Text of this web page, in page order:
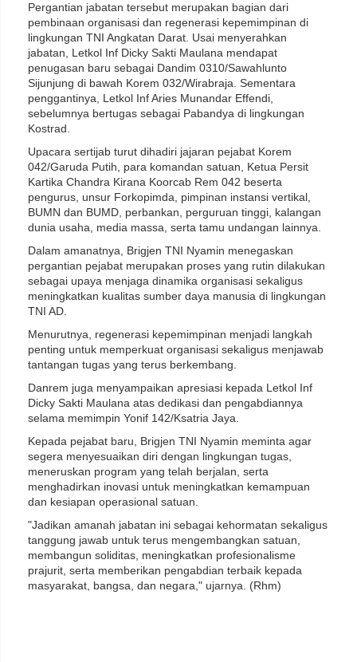
Pergantian jabatan tersebut merupakan bagian dari
pembinaan organisasi dan regenerasi kepemimpinan di
lingkungan TNI Angkatan Darat. Usai menyerahkan
jabatan, Letkol Inf Dicky Sakti Maulana mendapat
penugasan baru sebagai Dandim 0310/Sawahlunto
Sijunjung di bawah Korem 032/Wirabraja. Sementara
penggantinya, Letkol Inf Aries Munandar Effendi,
sebelumnya bertugas sebagai Pabandya di lingkungan
Kostrad.
Upacara sertijab turut dihadiri jajaran pejabat Korem
042/Garuda Putih, para komandan satuan, Ketua Persit
Kartika Chandra Kirana Koorcab Rem 042 beserta
pengurus, unsur Forkopimda, pimpinan instansi vertikal,
BUMN dan BUMD, perbankan, perguruan tinggi, kalangan
dunia usaha, media massa, serta tamu undangan lainnya.
Dalam amanatnya, Brigjen TNI Nyamin menegaskan
pergantian pejabat merupakan proses yang rutin dilakukan
sebagai upaya menjaga dinamika organisasi sekaligus
meningkatkan kualitas sumber daya manusia di lingkungan
TNI AD.
Menurutnya, regenerasi kepemimpinan menjadi langkah
penting untuk memperkuat organisasi sekaligus menjawab
tantangan tugas yang terus berkembang.
Danrem juga menyampaikan apresiasi kepada Letkol Inf
Dicky Sakti Maulana atas dedikasi dan pengabdiannya
selama memimpin Yonif 142/Ksatria Jaya.
Kepada pejabat baru, Brigjen TNI Nyamin meminta agar
segera menyesuaikan diri dengan lingkungan tugas,
meneruskan program yang telah berjalan, serta
menghadirkan inovasi untuk meningkatkan kemampuan
dan kesiapan operasional satuan.
"Jadikan amanah jabatan ini sebagai kehormatan sekaligus
tanggung jawab untuk terus mengembangkan satuan,
membangun soliditas, meningkatkan profesionalisme
prajurit, serta memberikan pengabdian terbaik kepada
masyarakat, bangsa, dan negara," ujarnya. (Rhm)